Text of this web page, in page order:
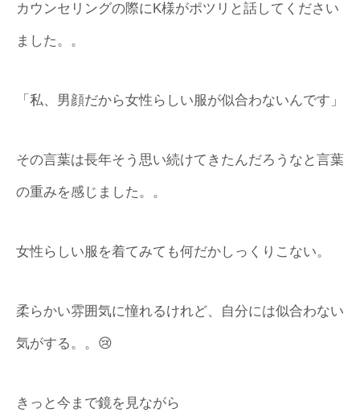
カウンセリングの際にK様がポツリと話してください
ました。。
「私、男顔だから女性らしい服が似合わないんです」
その言葉は長年そう思い続けてきたんだろうなと言葉
の重みを感じました。。
女性らしい服を着てみても何だかしっくりこない。
柔らかい雰囲気に憧れるけれど、自分には似合わない
気がする。。😢
きっと今まで鏡を見ながら